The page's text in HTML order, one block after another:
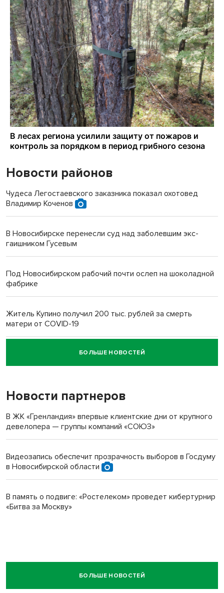
Новости районов
Чудеса Легостаевского заказника показал охотовед
Владимир Коченов
В Новосибирске перенесли суд над заболевшим экс-
гаишником Гусевым
Под Новосибирском рабочий почти ослеп на шоколадной
фабрике
Житель Купино получил 200 тыс. рублей за смерть
матери от COVID-19
Новосибирский суд наказал водителя за смерть
пенсионерки на вокзале
БОЛЬШЕ НОВОСТЕЙ
Новости партнеров
В ЖК «Гренландия» впервые клиентские дни от крупного
девелопера — группы компаний «СОЮЗ»
Видеозапись обеспечит прозрачность выборов в Госдуму
в Новосибирской области
В память о подвиге: «Ростелеком» проведет кибертурнир
«Битва за Москву»
БОЛЬШЕ НОВОСТЕЙ